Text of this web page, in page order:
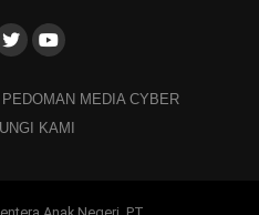
PEDOMAN MEDIA CYBER
KAMI